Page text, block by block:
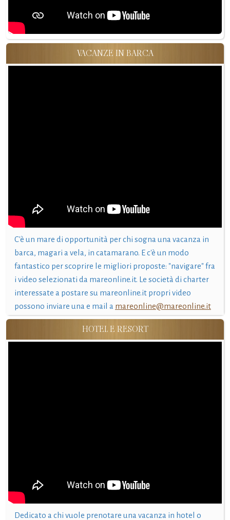
VACANZE IN BARCA
C'è un mare di opportunità per chi sogna una vacanza in
barca, magari a vela, in catamarano. E c'è un modo
fantastico per scoprire le migliori proposte: "navigare" fra
i video selezionati da mareonline.it. Le società di charter
interessate a postare su mareonline.it propri video
possono inviare una e mail a mareonline@mareonline.it
HOTEL E RESORT
Dedicato a chi vuole prenotare una vacanza in hotel o